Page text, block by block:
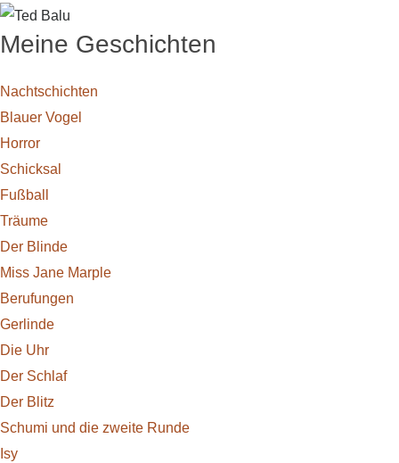
Meine Geschichten
Nachtschichten
Blauer Vogel
Horror
Schicksal
Fußball
Träume
Der Blinde
Miss Jane Marple
Berufun­gen
Gerlinde
Die Uhr
Der Schlaf
Der Blitz
Schumi und die zweite Runde
Isy